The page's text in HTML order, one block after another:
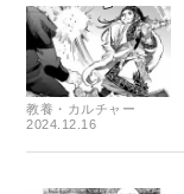
教養・カルチャー
2024.12.16